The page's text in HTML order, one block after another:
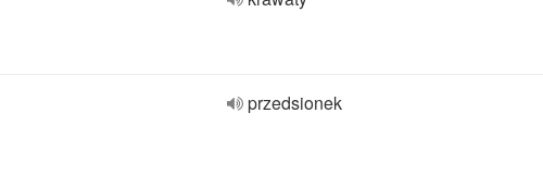
przedsionek